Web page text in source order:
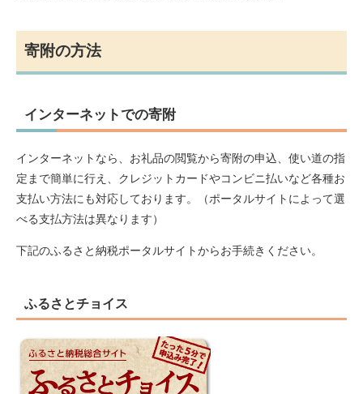
寄附の方法
インターネットでの寄附
インターネットなら、お礼品の閲覧から寄附の申込、使い道の指
定まで簡単に行え、クレジットカードやコンビニ払いなど各種お
支払い方法にも対応しております。（ポータルサイトによって選
べる支払方法は異なります）
下記のふるさと納税ポータルサイトからお手続きください。
ふるさとチョイス